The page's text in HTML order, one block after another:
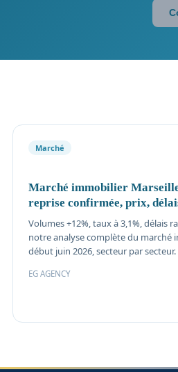
Marché
Marché immobilier
reprise confirmée, prix,
Volumes +12%, taux à 3,1%, délais
notre analyse complète du marché
début juin 2026, secteur par secteur.
EG AGENCY